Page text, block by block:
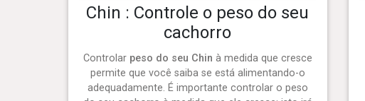
Chin : Controle o peso do seu
cachorro
Controlar peso do seu Chin à medida que cresce
permite que você saiba se está alimentando-o
adequadamente. É importante controlar o peso